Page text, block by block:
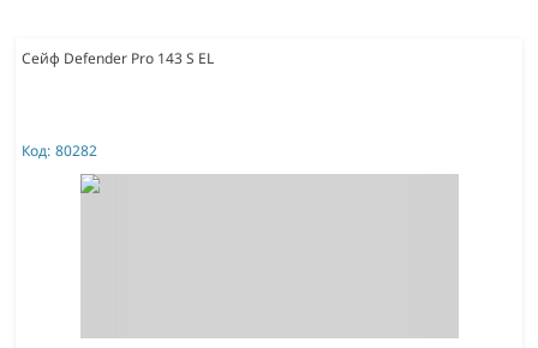
Сейф Defender Pro 143 S EL
Код: 80282